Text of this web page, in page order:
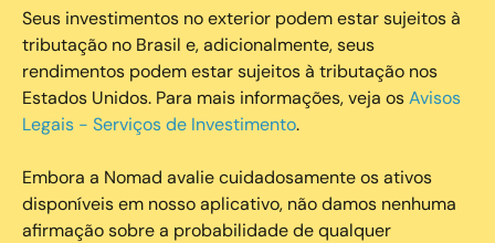
Seus investimentos no exterior podem estar sujeitos à
tributação no Brasil e, adicionalmente, seus
rendimentos podem estar sujeitos à tributação nos
Estados Unidos. Para mais informações, veja osAvisos
Legais - Serviços de Investimento.
Embora a Nomad avalie cuidadosamente os ativos
disponíveis em nosso aplicativo, não damos nenhuma
afirmação sobre a probabilidade de qualquer